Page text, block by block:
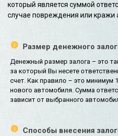
который является суммой
случае повреждения или кражи
Размер денежного
Денежный размер залога – это
за который Вы несете
счет. Как правило – это минимум
нового автомобиля. Сумма
зависит от выбранного
Способы внесения